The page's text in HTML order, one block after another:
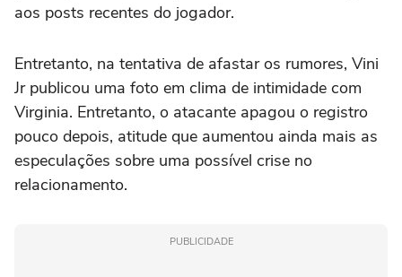
aos posts recentes do jogador.
Entretanto, na tentativa de afastar os rumores, Vini
Jr publicou uma foto em clima de intimidade com
Virginia. Entretanto, o atacante apagou o registro
pouco depois, atitude que aumentou ainda mais as
especulações sobre uma possível crise no
relacionamento.
PUBLICIDADE